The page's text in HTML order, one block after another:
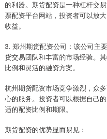
的利器。期货配资是一种杠杆交
票配资平台网站，投资者可以放
收益。
3. 郑州期货配资公司：该公司主
货交易团队和丰富的市场经验。
比例和灵活的融资方案。
杭州期货配资市场竞争激烈，众
心的服务。投资者可以根据自己
适的配资比例和期限。
期货配资的优势显而易见：